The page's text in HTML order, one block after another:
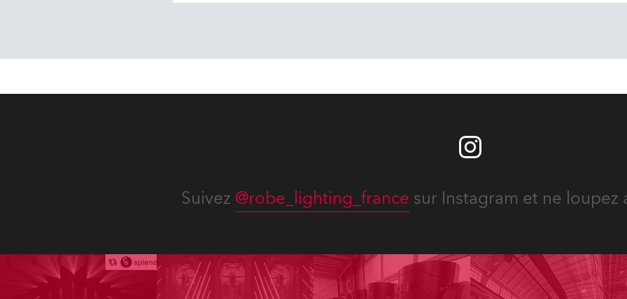
Suivez @robe_lighting_france sur Instagram et ne loupez